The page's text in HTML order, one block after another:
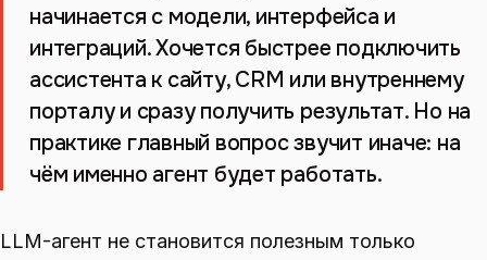
начинается с модели, интерфейса и
интеграций. Хочется быстрее подключить
ассистента к сайту, CRM или внутреннему
порталу и сразу получить результат. Но на
практике главный вопрос звучит иначе: на
чём именно агент будет работать.
LLM-агент не становится полезным только